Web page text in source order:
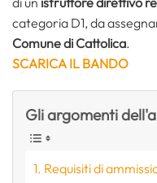
categoria D1, da
Comune di Cattolica.
SCARICA IL BANDO
Gli argomenti
Requisiti di